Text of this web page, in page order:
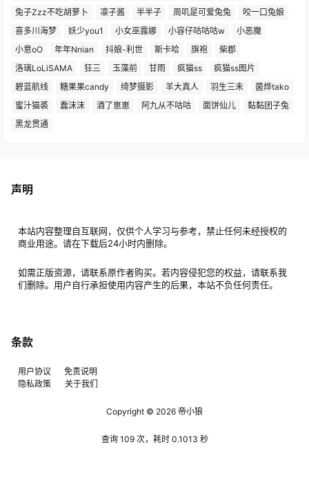
兔子Zzz不吃胡萝卜
凛子酱 半半子 周叽是可爱兔兔
咬一口兔娘
喜多川海梦
妖少you1 小女巫露娜 小容仔咕咕咕w
小恶魔
小意oO
年年Nnian 抖娘-利世 斯卡哈 旗袍
柴郡
洛璃LoLiSAMA
狂三 玉藻前 甘雨 疯猫ss
疯猫ss图片
碧蓝航线
糖果果candy 绮梦摄影 羊大真人 羽生三未
菌烨tako
蜜汁猫裘
蠢沫沫 酒了崽崽 阿九从不咕咕 面饼仙儿
黏黏团子兔
黑龙贯通
声明
本站内容整理自互联网，仅供个人学习与参考，禁止任何未经授权的
商业用途。请在下载后24小时内删除。
如需正版资源，请联系原作者购买。若内容侵犯您的权益，请联系我
们删除。用户自行承担使用内容产生的后果，本站不负任何责任。
条款
用户协议
免责说明
隐私政策
关于我们
Copyright © 2026 帝小狼
查询 109 次，耗时 0.1013 秒